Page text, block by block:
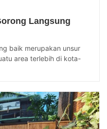
Langsung
baik merupakan unsur
area terlebih di kota-